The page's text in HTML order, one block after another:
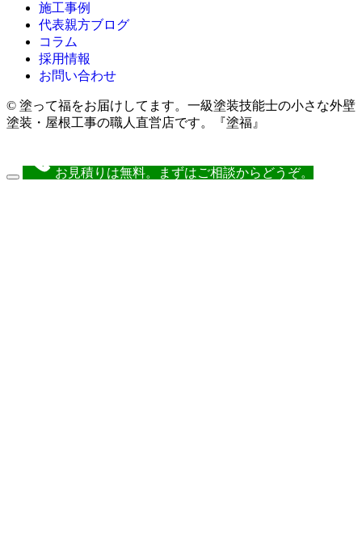
施工事例
代表親方ブログ
コラム
採用情報
お問い合わせ
© 塗って福をお届けしてます。一級塗装技能士の小さな外壁
塗装・屋根工事の職人直営店です。『塗福』
お見積りは無料。まずはご相談からどうぞ。